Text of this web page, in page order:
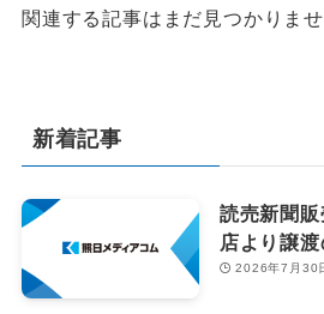
関連する記事はまだ見つかりませ
新着記事
読売新聞
店より譲
2026年7月30